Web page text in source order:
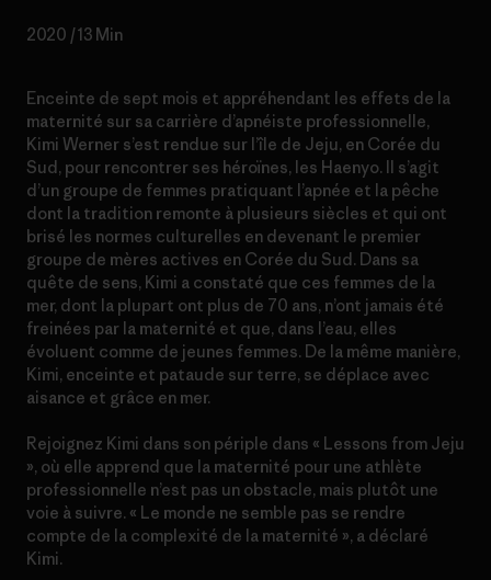
2020 / 13 Min
Enceinte de sept mois et appréhendant les effets de la
maternité sur sa carrière d’apnéiste professionnelle,
Kimi Werner s’est rendue sur l’île de Jeju, en Corée du
Sud, pour rencontrer ses héroïnes, les Haenyo. Il s’agit
d’un groupe de femmes pratiquant l’apnée et la pêche
dont la tradition remonte à plusieurs siècles et qui ont
brisé les normes culturelles en devenant le premier
groupe de mères actives en Corée du Sud. Dans sa
quête de sens, Kimi a constaté que ces femmes de la
mer, dont la plupart ont plus de 70 ans, n’ont jamais été
freinées par la maternité et que, dans l’eau, elles
évoluent comme de jeunes femmes. De la même manière,
Kimi, enceinte et pataude sur terre, se déplace avec
aisance et grâce en mer.
Rejoignez Kimi dans son périple dans « Lessons from Jeju
», où elle apprend que la maternité pour une athlète
professionnelle n’est pas un obstacle, mais plutôt une
voie à suivre. « Le monde ne semble pas se rendre
compte de la complexité de la maternité », a déclaré
Kimi.